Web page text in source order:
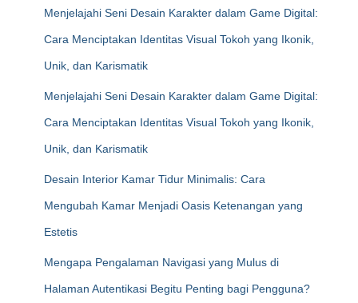
Menjelajahi Seni Desain Karakter dalam Game Digital:
Cara Menciptakan Identitas Visual Tokoh yang Ikonik,
Unik, dan Karismatik
Menjelajahi Seni Desain Karakter dalam Game Digital:
Cara Menciptakan Identitas Visual Tokoh yang Ikonik,
Unik, dan Karismatik
Desain Interior Kamar Tidur Minimalis: Cara
Mengubah Kamar Menjadi Oasis Ketenangan yang
Estetis
Mengapa Pengalaman Navigasi yang Mulus di
Halaman Autentikasi Begitu Penting bagi Pengguna?